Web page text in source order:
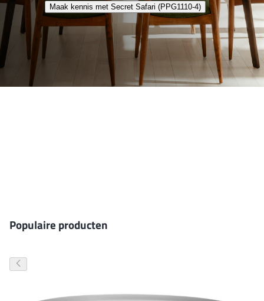
Maak kennis met Secret Safari (PPG1110-4)
Populaire producten